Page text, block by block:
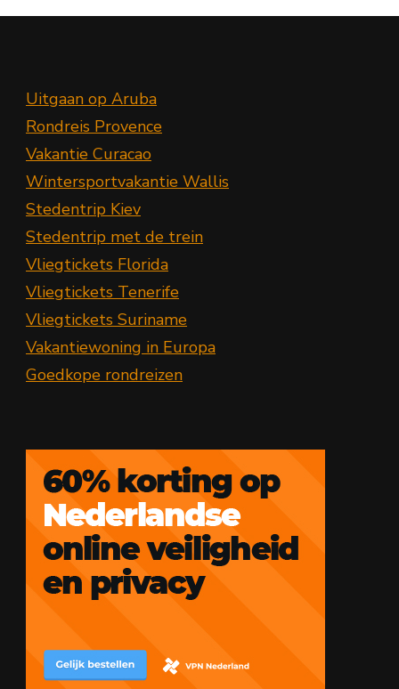
Uitgaan op Aruba
Rondreis Provence
Vakantie Curacao
Wintersportvakantie Wallis
Stedentrip Kiev
Stedentrip met de trein
Vliegtickets Florida
Vliegtickets Tenerife
Vliegtickets Suriname
Vakantiewoning in Europa
Goedkope rondreizen